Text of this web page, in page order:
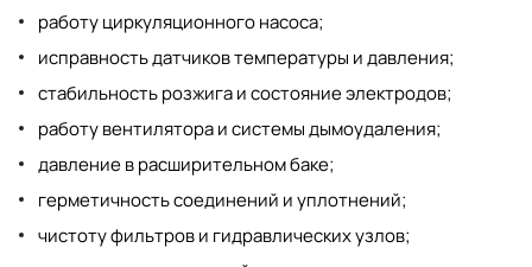
работу циркуляционного насоса;
исправность датчиков температуры и давления;
стабильность розжига и состояние электродов;
работу вентилятора и системы дымоудаления;
давление в расширительном баке;
герметичность соединений и уплотнений;
чистоту фильтров и гидравлических узлов;